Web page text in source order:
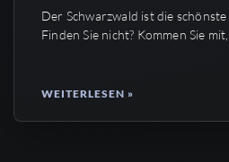
Der Schwarzwald ist die
Finden Sie nicht? Kommen Sie
WEITERLESEN »